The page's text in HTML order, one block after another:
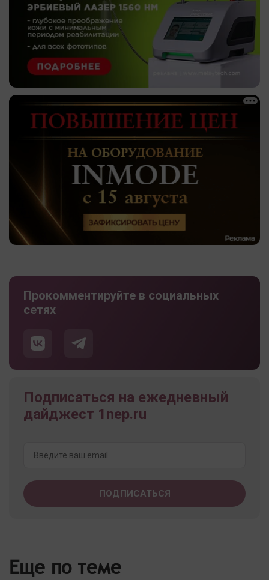
Прокомментируйте в социальных
сетях
Подписаться на ежедневный
дайджест 1nep.ru
Еще по теме